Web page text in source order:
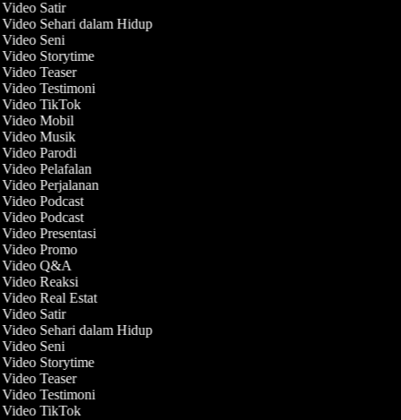
Video Satir
Video Sehari dalam Hidup
Video Seni
Video Storytime
Video Teaser
Video Testimoni
Video TikTok
Video Mobil
Video Musik
Video Parodi
Video Pelafalan
Video Perjalanan
Video Podcast
Video Podcast
Video Presentasi
Video Promo
Video Q&A
Video Reaksi
Video Real Estat
Video Satir
Video Sehari dalam Hidup
Video Seni
Video Storytime
Video Teaser
Video Testimoni
Video TikTok